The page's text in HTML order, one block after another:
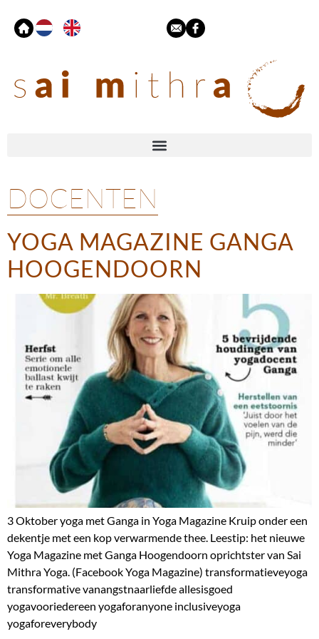
DOCENTEN
YOGA MAGAZINE GANGA
HOOGENDOORN
3 Oktober yoga met Ganga in Yoga Magazine Kruip onder een
dekentje met een kop verwarmende thee. Leestip: het nieuwe
Yoga Magazine met Ganga Hoogendoorn oprichtster van Sai
Mithra Yoga. (Facebook Yoga Magazine) transformatieveyoga
transformative vanangstnaarliefde allesisgoed
yogavooriedereen yogaforanyone inclusiveyoga
yogaforeverybody